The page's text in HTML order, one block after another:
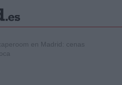
en Madrid: cenas